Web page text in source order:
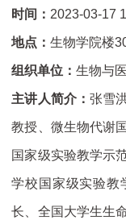
时间： 2023-03-17
地点：生物学院楼
组织单位：生物与
主讲人简介：张雪
教授、微生物代谢
国家级实验教学示
学校国家级实验教
长、全国大学生生